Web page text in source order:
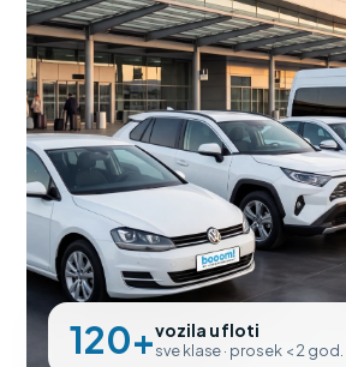
120+vozila u floti
sve klase · prosek < 2 god.